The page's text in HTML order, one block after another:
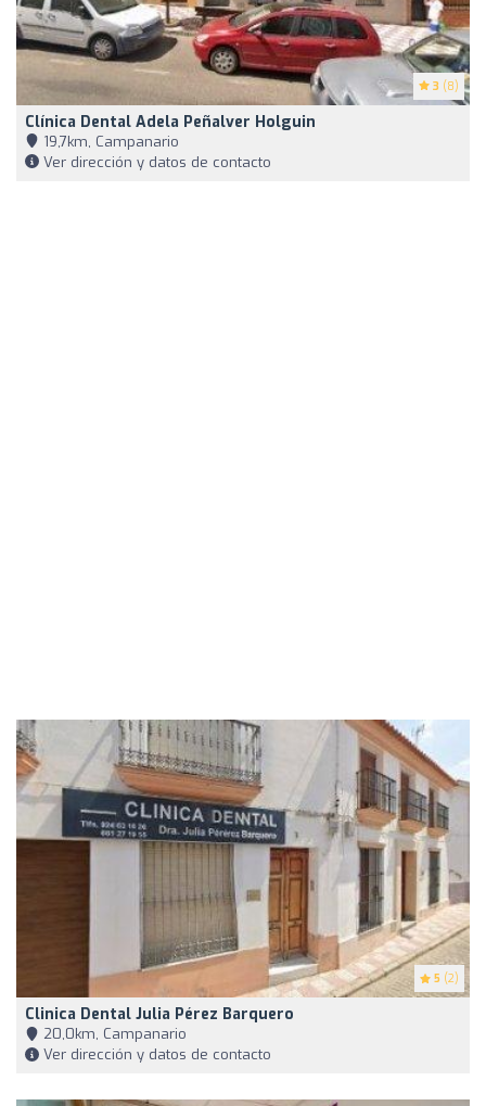
3 (8)
Clínica Dental Adela Peñalver Holguin
19,7km, Campanario
Ver dirección y datos de contacto
5 (2)
Clinica Dental Julia Pérez Barquero
20,0km, Campanario
Ver dirección y datos de contacto